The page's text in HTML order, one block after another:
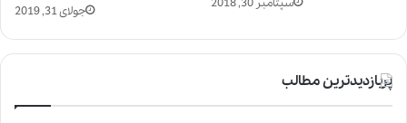
جولای 31, 2019
پربازدیدترین مطالب